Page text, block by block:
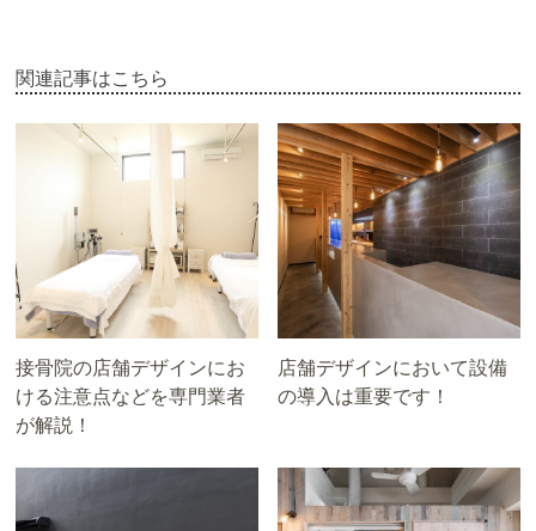
関連記事はこちら
接骨院の店舗デザインにお
ける注意点などを専門業者
が解説！
店舗デザインにおいて設備
の導入は重要です！